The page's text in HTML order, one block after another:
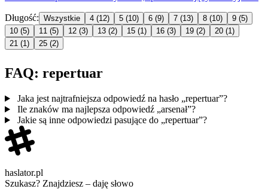
Długość: Wszystkie 4 (12) 5 (10) 6 (9) 7 (13) 8 (10) 9 (5)
10 (5) 11 (5) 12 (3) 13 (2) 15 (1) 16 (3) 19 (2) 20 (1)
21 (1) 25 (2)
FAQ: repertuar
Jaka jest najtrafniejsza odpowiedź na hasło „repertuar”?
Ile znaków ma najlepsza odpowiedź „arsenał”?
Jakie są inne odpowiedzi pasujące do „repertuar”?
haslator.pl
Szukasz? Znajdziesz – daję słowo